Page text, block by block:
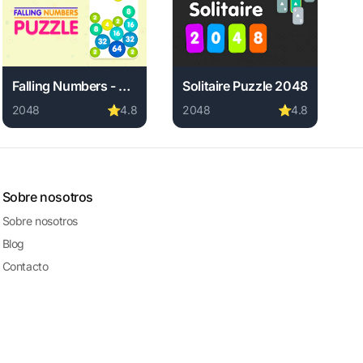
instant play.
free. 2048 game, no download required, instant play.
Falling Numbers - 2048 puzzle
2048 ⭐4.8
Play Falling Numbers - 2048 puzzle online free. 2048
Solitaire Puzzle 2048
2048 ⭐4.8
Play Solitaire Puzzle 2048
Sobre nosotros
Sobre nosotros
Blog
Contacto